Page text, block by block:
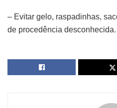
– Evitar gelo, raspadinhas,
de procedência desconhecida.